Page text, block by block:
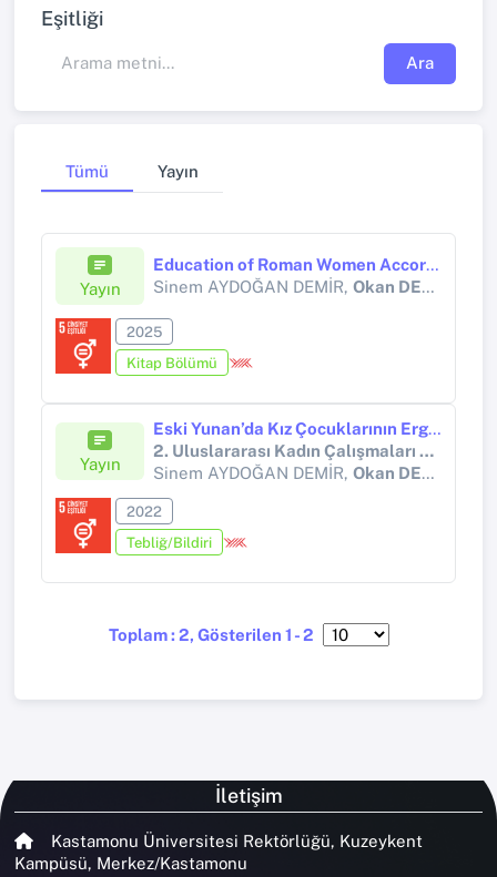
Eşitliği
Ara
Tümü Yayın
Yayın
Education of Roman Women According to Ancient Literature
Sinem AYDOĞAN DEMİR, Okan DEMİR
2025
Kitap Bölümü
Yayın
Eski Yunan’da Kız Çocuklarının Ergenliğe Geçiş Ritüelleri
2. Uluslararası Kadın Çalışmaları Kongresi/2. International Women Studies Congress
Sinem AYDOĞAN DEMİR, Okan DEMİR
2022
Tebliğ/Bildiri
Toplam : 2, Gösterilen 1 - 2
İletişim
Kastamonu Üniversitesi Rektörlüğü, Kuzeykent
Kampüsü, Merkez/Kastamonu